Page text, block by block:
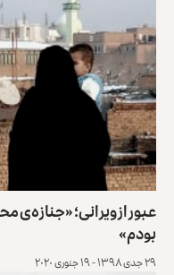
عبور از ویرانی؛
بودم»
۲۹ جدی ۱۳۹۸ - ۱۹ جنوری ۲۰۲۰